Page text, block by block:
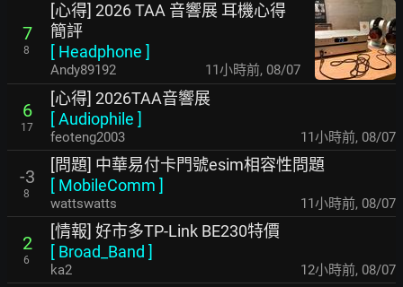
7
8
[心得] 2026 TAA 音響展 耳機心得
簡評
[ Headphone ]
Andy89192 11小時前, 08/07
6
17
[心得] 2026TAA音響展
[Audiophile ]
feoteng2003 11小時前, 08/07
-3
8
[問題] 中華易付卡門號esim相容性問題
[ MobileComm ]
wattswatts 11小時前, 08/07
2
6
[情報] 好市多TP-Link BE230特價
[ Broad_Band ]
ka2 12小時前, 08/07